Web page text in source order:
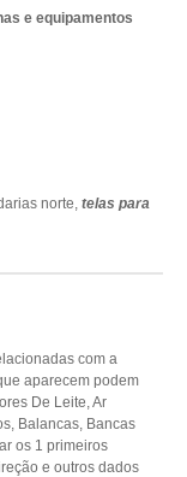
e equipamentos
norte, telas para
com a
aparecem podem
De Leite, Ar
Balancas, Bancas
os 1 primeiros
e outros dados